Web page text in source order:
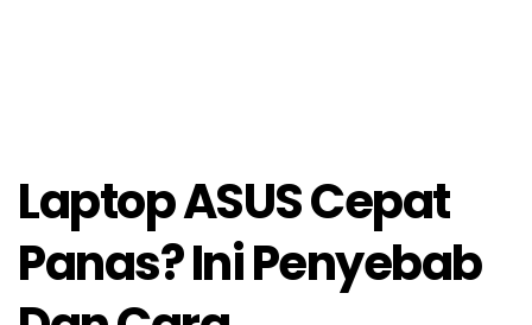
Laptop ASUS Cepat
Panas? Ini Penyebab